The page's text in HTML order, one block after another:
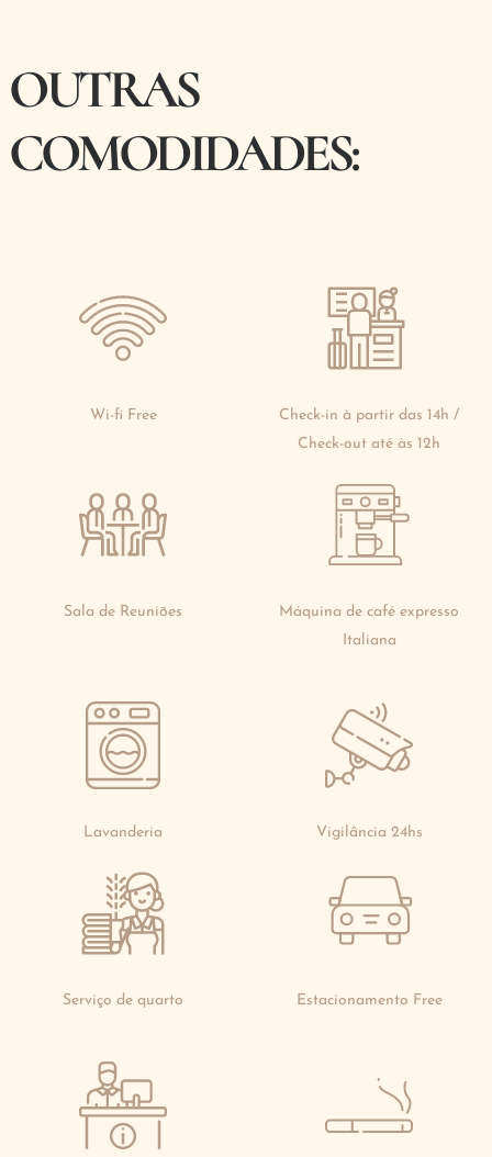
OUTRAS
COMODIDADES:
Wi-fi Free
Check-in à partir das 14h /
Check-out até às 12h
Sala de Reuniões
Máquina de café expresso
Italiana
Lavanderia Vigilância 24hs
Serviço de quarto Estacionamento Free